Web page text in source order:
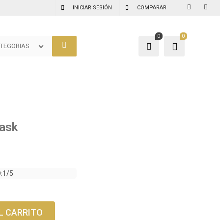
COMPARAR
INICIAR SESIÓN
0
0
5
CARRITO